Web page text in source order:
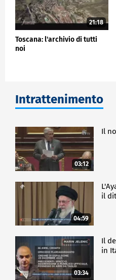
21:18
Toscana: l'archivio di tutti
noi
Intrattenimento
03:12
Il
04:59
il
03:34
Il
in